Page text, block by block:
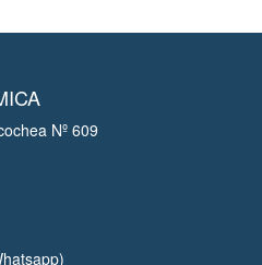
Nº 609